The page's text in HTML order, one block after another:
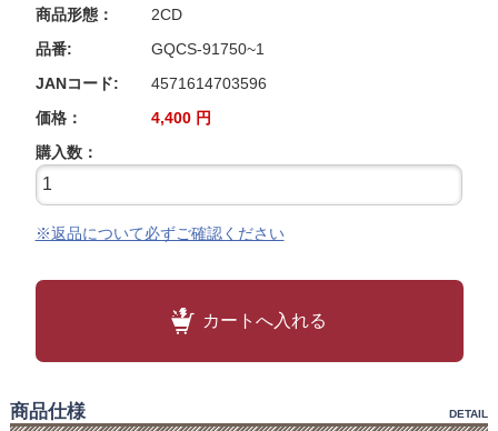
商品形態：
2CD
品番:
GQCS-91750~1
JANコード:
4571614703596
価格：
4,400 円
購入数：
※返品について必ずご確認ください
カートへ入れる
商品仕様 DETAIL